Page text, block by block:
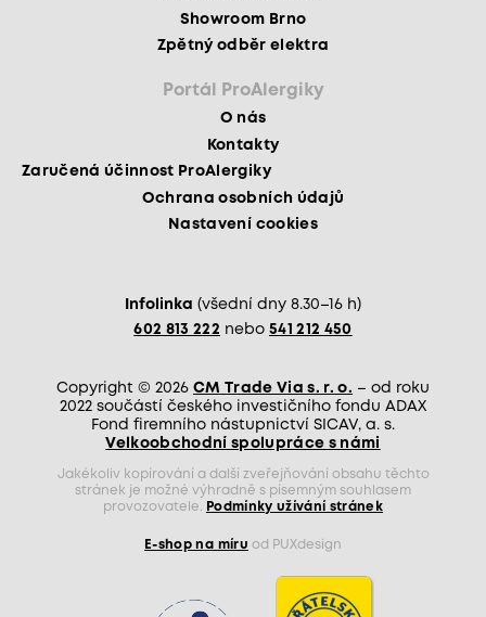
Showroom Brno
Zpětný odběr elektra
Portál ProAlergiky
O nás
Kontakty
Zaručená účinnost ProAlergiky
Ochrana osobních údajů
Nastavení cookies
Infolinka (všední dny 8.30–16 h)
602 813 222 nebo 541 212 450
Copyright © 2026 CM Trade Via s. r. o. – od roku
2022 součástí českého investičního fondu ADAX
Fond firemního nástupnictví SICAV, a. s.
Velkoobchodní spolupráce s námi
Jakékoliv kopírování a další zveřejňování obsahu těchto
stránek je možné výhradně s písemným souhlasem
provozovatele.
Podmínky užívání stránek
E-shop na míru od PUXdesign